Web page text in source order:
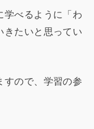
学べるように「わ
きたいと思ってい
すので、学習の参